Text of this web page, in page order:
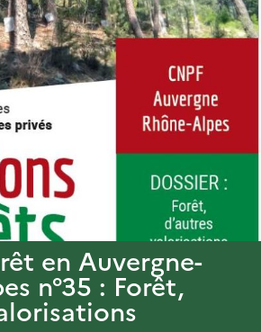
en Auvergne-
n°35 : Forêt,